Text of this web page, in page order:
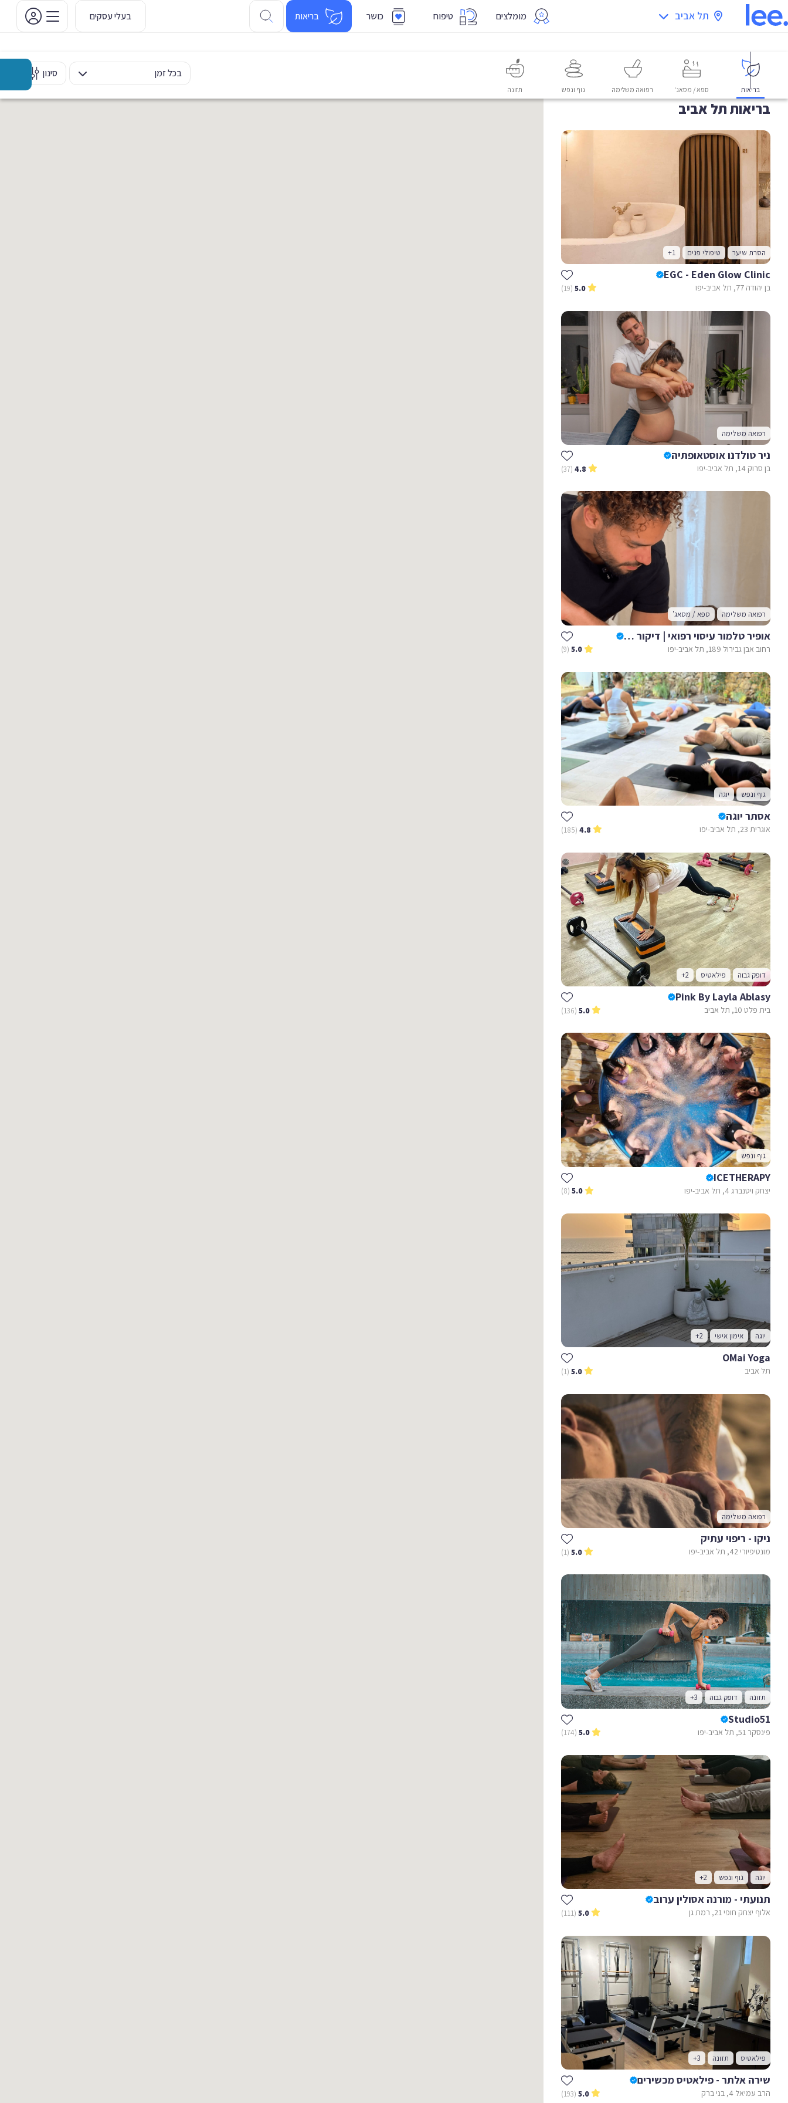
תל אביב מומלצים טיפוח כושר בריאות בעלי עסקים
בריאות ספא / מסאג' רפואה משלימה גוף ונפש תזונה
בכל זמן סינון
בריאות תל אביב
הסרת שיער טיפולי פנים +1
EGC - Eden Glow Clinic
בן יהודה 77, תל אביב-יפו 5.0
(19)
רפואה משלימה
ניר טולדנו אוסטאופתיה
בן סרוק 14, תל אביב-יפו 4.8
(37)
רפואה משלימה ספא / מסאג'
אופיר טלמור עיסוי רפואי | דיקור | כוסות רוח
רחוב אבן גבירול 189, תל אביב-יפו 5.0
(9)
גוף ונפש יוגה
אסתר יוגה
אוגרית 23, תל אביב-יפו 4.8
(185)
דופק גבוה פילאטיס +2
Pink By Layla Ablasy
בית פלט 10, תל אביב 5.0
(136)
גוף ונפש
ICETHERAPY
יצחק ויטנברג 4, תל אביב-יפו 5.0
(8)
יוגה אימון אישי +2
OMai Yoga
תל אביב 5.0
(1)
רפואה משלימה
ניקו - ריפוי עתיק
מונטיפיורי 42, תל אביב-יפו 5.0
(1)
תזונה דופק גבוה +3
Studio51
פינסקר 51, תל אביב-יפו 5.0
(174)
יוגה גוף ונפש +2
תנועתי - מורנה אסולין ערוב
אלוף יצחק חופי 21, רמת גן 5.0
(111)
פילאטיס תזונה +3
שירה אלתר - פילאטיס מכשירים
הרב עמיאל 4, בני ברק 5.0
(193)